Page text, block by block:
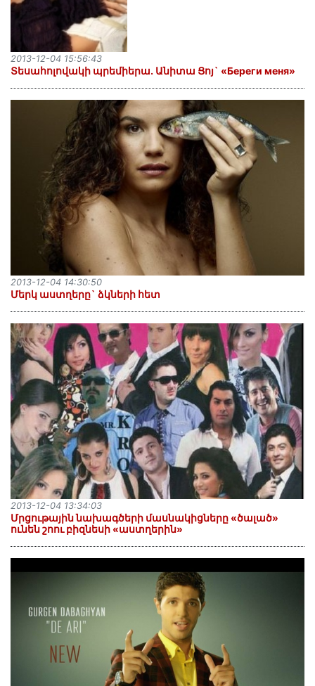
Տեսահոլովակի պրեմիերա. Անիտա Ցոյ` «Береги меня»
2013-12-04 15:56:43
Մերկ աստղերը` ձկների հետ
2013-12-04 14:30:50
Մրցութային նախագծերի մասնակիցները «ծալած»
ունեն շոու բիզնեսի «աստղերին»
2013-12-04 13:34:03